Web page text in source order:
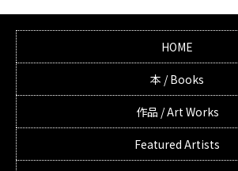
HOME
本 / Books
作品 / Art Works
Featured Artists